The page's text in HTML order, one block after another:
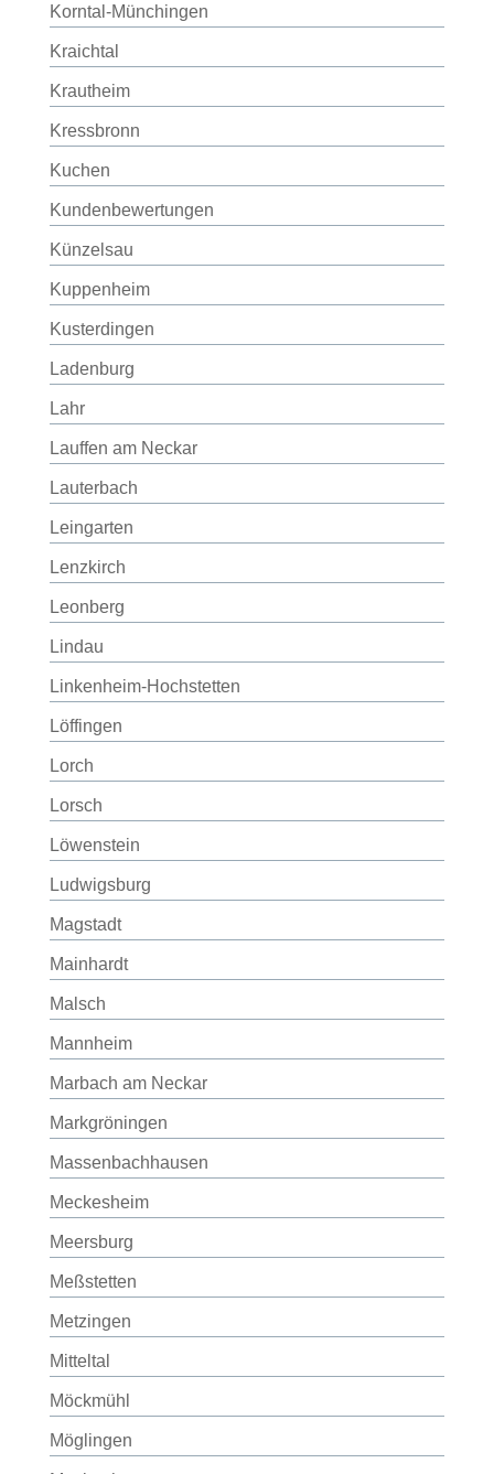
Korntal-Münchingen
Kraichtal
Krautheim
Kressbronn
Kuchen
Kundenbewertungen
Künzelsau
Kuppenheim
Kusterdingen
Ladenburg
Lahr
Lauffen am Neckar
Lauterbach
Leingarten
Lenzkirch
Leonberg
Lindau
Linkenheim-Hochstetten
Löffingen
Lorch
Lorsch
Löwenstein
Ludwigsburg
Magstadt
Mainhardt
Malsch
Mannheim
Marbach am Neckar
Markgröningen
Massenbachhausen
Meckesheim
Meersburg
Meßstetten
Metzingen
Mitteltal
Möckmühl
Möglingen